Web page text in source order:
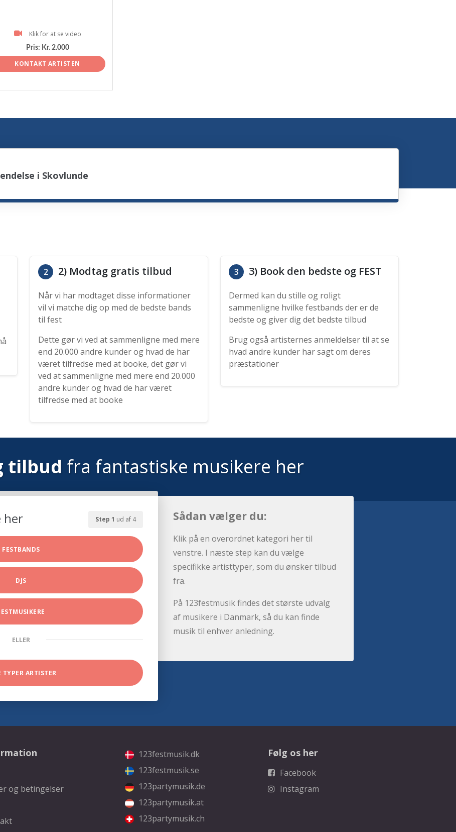
Klik for at se video
Pris: Kr. 2.000
KONTAKT ARTISTEN
i Skovlunde
2 2) Modtag gratis tilbud
Når vi har modtaget disse informationer
vil vi matche dig op med de bedste bands
til fest
Dette gør vi ved at sammenligne med mere
end 20.000 andre kunder og hvad de har
været tilfredse med at booke, det gør vi
ved at sammenligne med mere end 20.000
andre kunder og hvad de har været
tilfredse med at booke
3 3) Book den bedste og FEST
Dermed kan du stille og roligt
sammenligne hvilke festbands der er de
bedste og giver dig det bedste tilbud
Brug også artisternes anmeldelser til at se
hvad andre kunder har sagt om deres
præstationer
tilbud fra fantastiske musikere her
Step 1 ud af 4
her
FESTBANDS
DJS
ELLER
TYPER ARTISTER
Sådan vælger du:
Klik på en overordnet kategori her til
venstre. I næste step kan du vælge
specifikke artisttyper, som du ønsker tilbud
fra.
På 123festmusik findes det største udvalg
af musikere i Danmark, så du kan finde
musik til enhver anledning.
og betingelser
123festmusik.dk
123festmusik.se
123partymusik.de
123partymusik.at
123partymusik.ch
Følg os her
Facebook
Instagram